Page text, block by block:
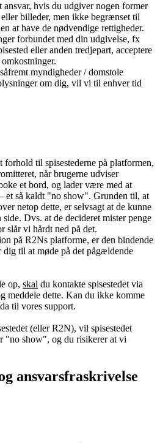
ansvar, hvis du udgiver nogen former
billeder, men ikke begrænset til
at have de nødvendige rettigheder.
forbundet med din udgivelse, fx
eller anden tredjepart, acceptere
myndigheder / domstole
om dig, vil vi til enhver tid
til spisestederne på platformen,
når brugerne udviser
et bord, og lader være med at
et så kaldt "no show". Grunden til, at
netop dette, er selvsagt at de kunne
Dvs. at de decideret mister penge
slår vi hårdt ned på det.
på R2Ns platforme, er den bindende
til at møde på det pågældende
op, skal du kontakte spisestedet via
meddele dette. Kan du ikke komme
til vores support.
(eller R2N), vil spisestedet
"no show", og du risikerer at vi
ansvarsfraskrivelse